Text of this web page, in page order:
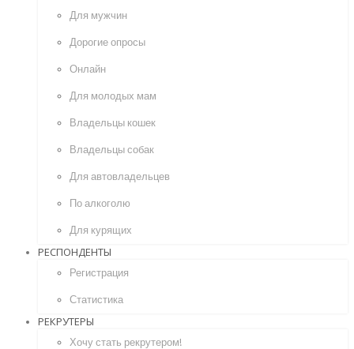
Для мужчин
Дорогие опросы
Онлайн
Для молодых мам
Владельцы кошек
Владельцы собак
Для автовладельцев
По алкоголю
Для курящих
РЕСПОНДЕНТЫ
Регистрация
Статистика
РЕКРУТЕРЫ
Хочу стать рекрутером!